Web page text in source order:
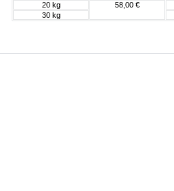
20 kg
58,00 €
30 kg